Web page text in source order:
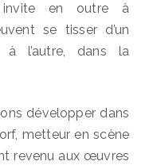
invite en outre à
se tisser d’un
à l’autre, dans la
développer dans
metteur en scène
revenu aux œuvres